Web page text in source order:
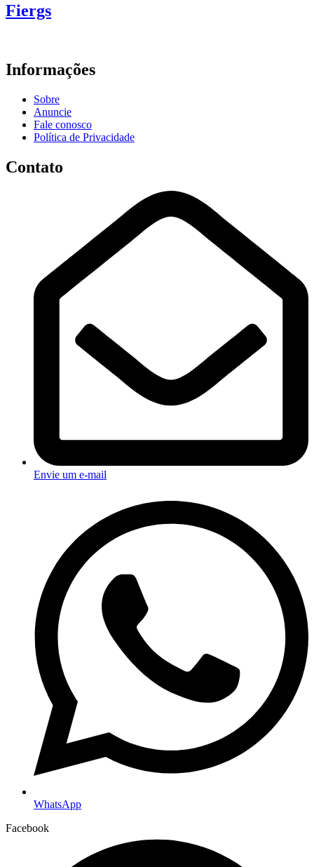
Fiergs
Informações
Sobre
Anuncie
Fale conosco
Política de Privacidade
Contato
Envie um e-mail
WhatsApp
Facebook